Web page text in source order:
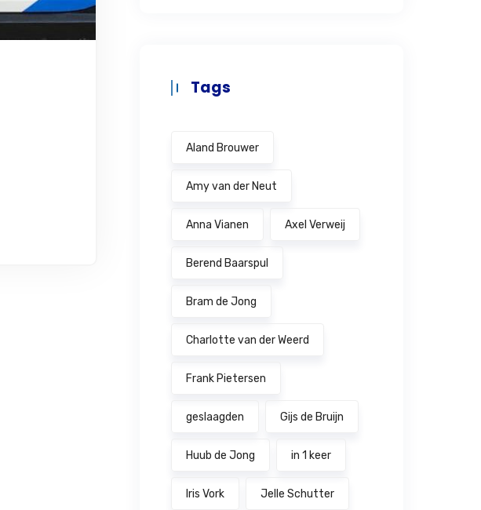
Tags
Aland Brouwer
Amy van der Neut
Anna Vianen Axel Verweij
Berend Baarspul
Bram de Jong
Charlotte van der Weerd
Frank Pietersen
geslaagden Gijs de Bruijn
Huub de Jong in 1 keer
Iris Vork Jelle Schutter